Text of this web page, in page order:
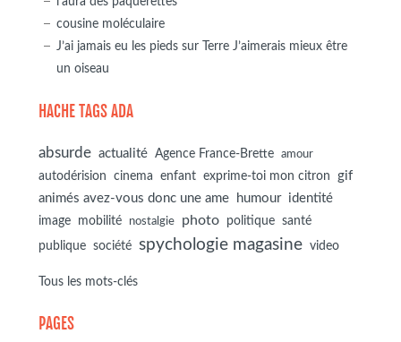
cousine moléculaire
J’ai jamais eu les pieds sur Terre J’aimerais mieux être
un oiseau
HACHE TAGS ADA
absurde actualité Agence France-Brette amour
autodérision cinema enfant exprime-toi mon citron
gif
animés avez-vous donc une ame
humour identité
image mobilité nostalgie photo politique
santé
publique
société spychologie magasine video
Tous les mots-clés
PAGES